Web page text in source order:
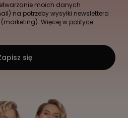
moich danych
na potrzeby wysyłki newslettera
Więcej w polityce
się